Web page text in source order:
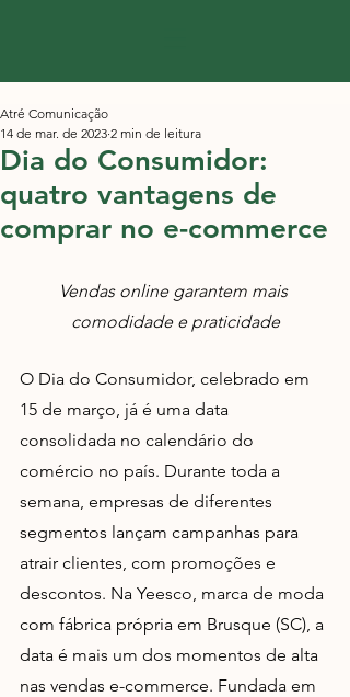
Dia do Consumidor:
quatro vantagens de
comprar no e-commerce
Atré Comunicação
14 de mar. de 2023 2 min de leitura
Vendas online garantem mais
comodidade e praticidade
O Dia do Consumidor, celebrado em
15 de março, já é uma data
consolidada no calendário do
comércio no país. Durante toda a
semana, empresas de diferentes
segmentos lançam campanhas para
atrair clientes, com promoções e
descontos. Na Yeesco, marca de moda
com fábrica própria em Brusque (SC), a
data é mais um dos momentos de alta
nas vendas e-commerce. Fundada em